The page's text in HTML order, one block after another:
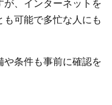
、インターネットを
可能で多忙な人にも
条件も事前に確認を